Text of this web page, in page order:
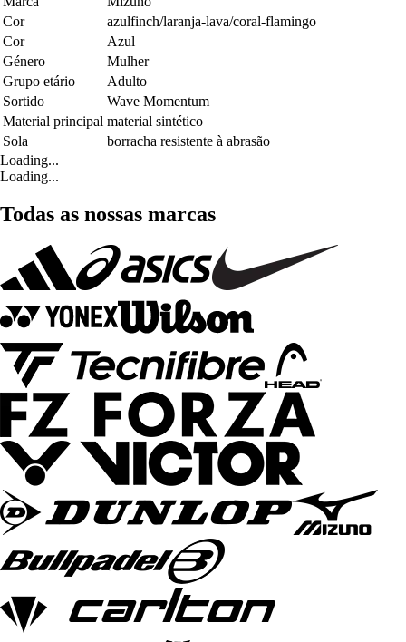
Cor
azulfinch/laranja-lava/coral-flamingo
Cor
Azul
Género
Mulher
Grupo etário
Adulto
Sortido
Wave Momentum
Material principal material sintético
Sola
borracha resistente à abrasão
Loading...
Loading...
Todas as nossas marcas